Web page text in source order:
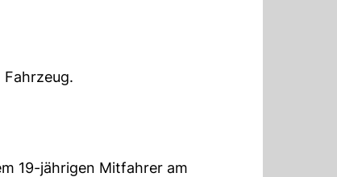
19-jährigen Mitfahrer am